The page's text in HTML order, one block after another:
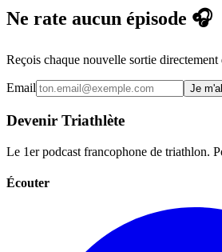
Ne rate aucun épisode 🎧
Reçois chaque nouvelle sortie directement
Email Je
Devenir Triathlète
Le 1er podcast francophone de triathlon.
Écouter